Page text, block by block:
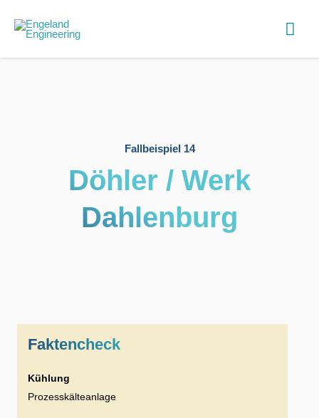
Fallbeispiel 14
Döhler / Werk
Dahlenburg
Faktencheck
Kühlung
Prozesskälteanlage